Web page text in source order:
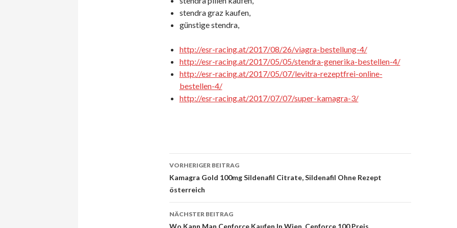
stendra graz kaufen,
günstige stendra,
http://esr-racing.at/2017/08/26/viagra-bestellung-4/
http://esr-racing.at/2017/05/05/stendra-generika-bestellen-4/
http://esr-racing.at/2017/05/07/levitra-rezeptfrei-online-
bestellen-4/
http://esr-racing.at/2017/07/07/super-kamagra-3/
Beitrags-
Navigation
VORHERIGER BEITRAG
Kamagra Gold 100mg Sildenafil Citrate, Sildenafil Ohne Rezept
österreich
NÄCHSTER BEITRAG
Wo Kann Man Cenforce Kaufen In Wien, Cenforce 100 Preis